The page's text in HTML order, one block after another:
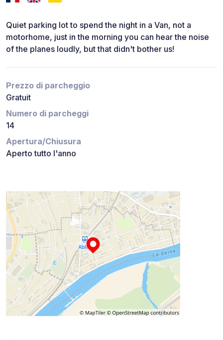
Quiet parking lot to spend the night in a Van, not a
motorhome, just in the morning you can hear the noise
of the planes loudly, but that didn't bother us!
Prezzo di parcheggio
Gratuit
Numero di parcheggi
14
Apertura/Chiusura
Aperto tutto l'anno